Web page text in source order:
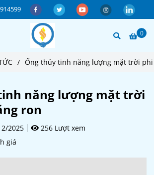
0
/ Ống thủy tinh năng lượng mặt trời phi
năng lượng mặt trời
ron
2025
256 Lượt xem
giá